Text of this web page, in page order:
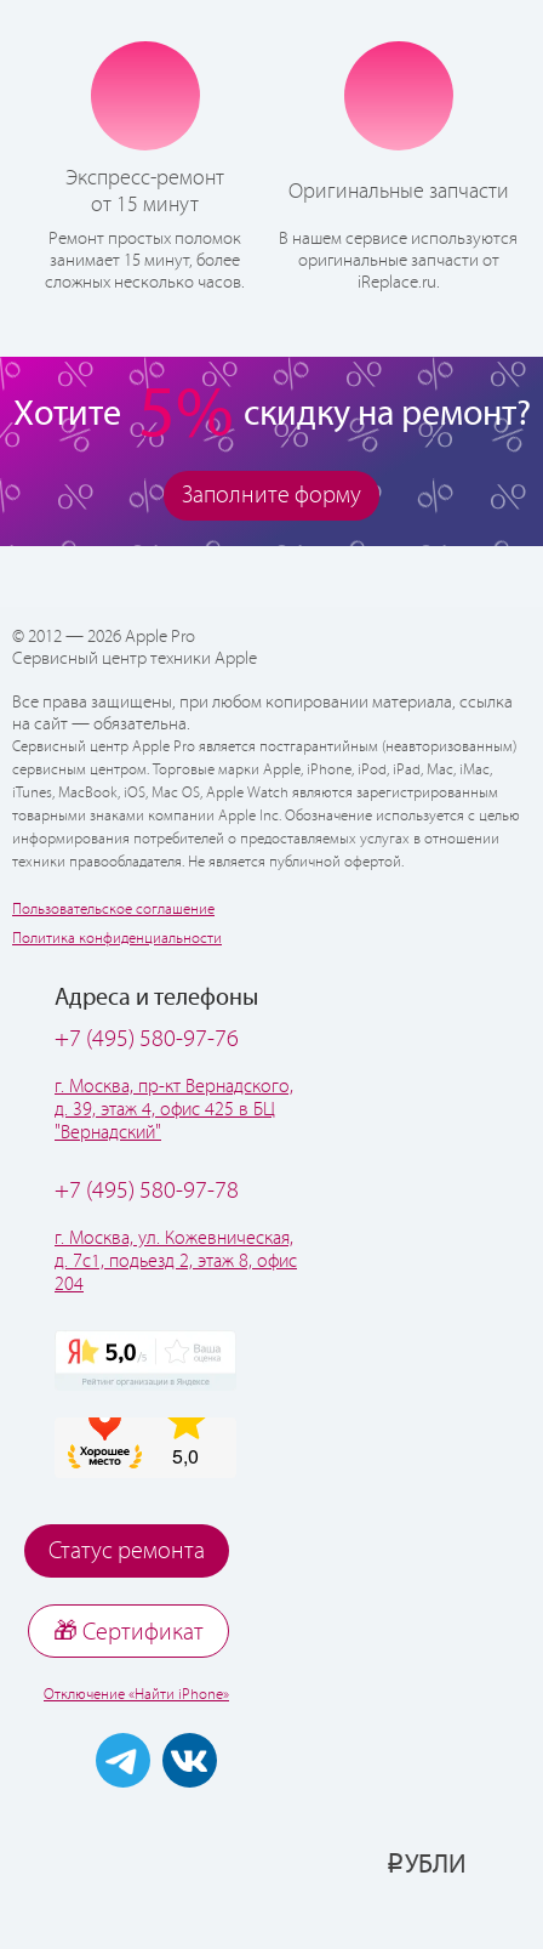
Экспресс-ремонт
от 15 минут
Ремонт простых поломок
занимает 15 минут, более
сложных несколько часов.
Оригинальные запчасти
В нашем сервисе используются
оригинальные запчасти от
iReplace.ru.
Хотите 5% скидку на ремонт?
Заполните форму
© 2012 — 2026 Apple Pro
Сервисный центр техники Apple
Все права защищены, при любом копировании материала, ссылка
на сайт — обязательна.
Сервисный центр Apple Pro является постгарантийным (неавторизованным)
сервисным центром. Торговые марки Apple, iPhone, iPod, iPad, Mac, iMac,
iTunes, MacBook, iOS, Mac OS, Apple Watch являются зарегистрированным
товарными знаками компании Apple Inc. Обозначение используется с целью
информирования потребителей о предоставляемых услугах в отношении
техники правообладателя. Не является публичной офертой.
Пользовательское соглашение
Политика конфиденциальности
Адреса и телефоны
+7 (495) 580-97-76
г. Москва, пр-кт Вернадского,
д. 39, этаж 4, офис 425 в БЦ
"Вернадский"
+7 (495) 580-97-78
г. Москва, ул. Кожевническая,
д. 7с1, подьезд 2, этаж 8, офис
204
Статус ремонта
🎁 Cертификат
Отключение «Найти iPhone»
РУБЛИ